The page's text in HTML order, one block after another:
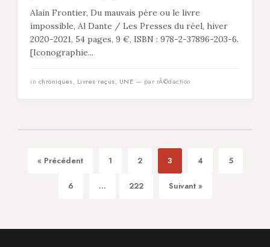
Alain Frontier, Du mauvais père ou le livre
impossible, Al Dante / Les Presses du réel, hiver
2020-2021, 54 pages, 9 €, ISBN : 978-2-37896-203-6.
[Iconographie...
in chroniques, Livres reçus, UNE — par rÃ©daction
« Précédent 1 2 3 4 5
6 ... 222 Suivant »